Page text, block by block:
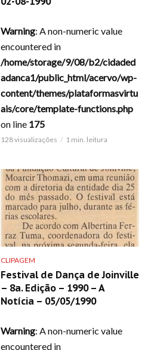
Warning: A non-numeric value
encountered in
/home/storage/9/08/b2/cidaded
adanca1/public_html/acervo/wp-
content/themes/plataformasvirtu
ais/core/template-functions.php
on line 175
128 visualizações 1 min. leitura
CLIPAGEM
Festival de Dança de Joinville
– 8a. Edição – 1990 – A
Notícia – 05/05/1990
Warning: A non-numeric value
encountered in